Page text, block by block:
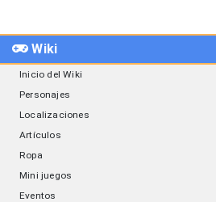
Wiki
Inicio del Wiki
Personajes
Localizaciones
Artículos
Ropa
Mini juegos
Eventos